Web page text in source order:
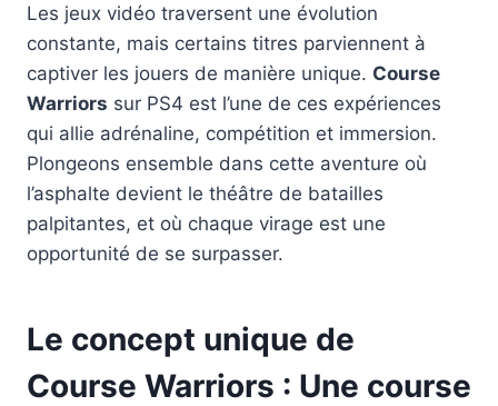
Les jeux vidéo traversent une évolution
constante, mais certains titres parviennent à
captiver les jouers de manière unique. Course
Warriors sur PS4 est l’une de ces expériences
qui allie adrénaline, compétition et immersion.
Plongeons ensemble dans cette aventure où
l’asphalte devient le théâtre de batailles
palpitantes, et où chaque virage est une
opportunité de se surpasser.
Le concept unique de
Course Warriors : Une course